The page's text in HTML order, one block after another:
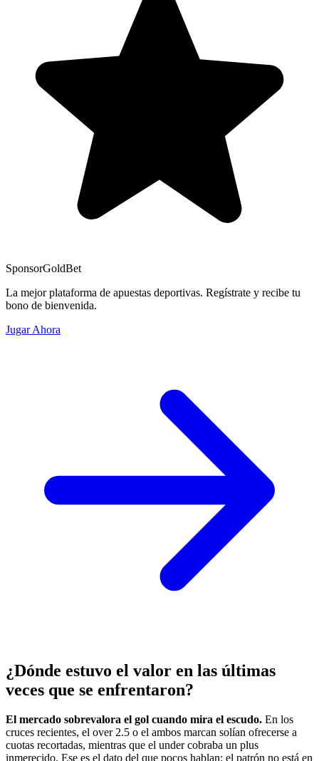
SponsorGoldBet
La mejor plataforma de apuestas deportivas. Regístrate y recibe tu
bono de bienvenida.
Jugar Ahora
¿Dónde estuvo el valor en las últimas
veces que se enfrentaron?
El mercado sobrevalora el gol cuando mira el escudo. En los
cruces recientes, el over 2.5 o el ambos marcan solían ofrecerse a
cuotas recortadas, mientras que el under cobraba un plus
inmerecido. Ese es el dato del que pocos hablan: el patrón no está en